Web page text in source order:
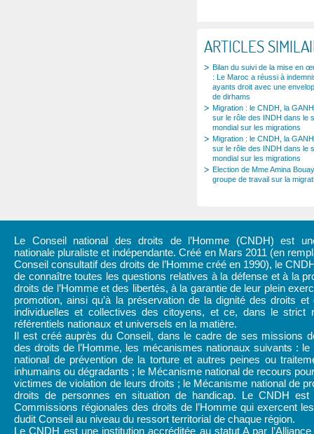
ARTICLES
Bilan du suivi de la mise en
: Le Maroc a réussi à
ayants droit avec une
de dirhams
Migration : le CNDH, la
sur le rôle des INDH dans le
mondial sur les migrations
Migration : le CNDH, la
sur le rôle des INDH dans le
mondial sur les migrations
Election de Mme Amina
groupe de travail sur la
Le Conseil national des droits de l’Homme (CNDH) est
nationale pluraliste et indépendante. Créé en Mars 2011 (en
Conseil consultatif des droits de l’Homme créé en 1990), le
de connaître toutes les questions relatives à la défense et à la
droits de l’Homme et des libertés, à la garantie de leur plein
promotion, ainsi qu’à la préservation de la dignité des droits et
individuelles et collectives des citoyens, et ce, dans le strict
référentiels nationaux et universels en la matière.
Il est créé auprès du Conseil, dans le cadre de ses missions
des droits de l’Homme, les mécanismes nationaux suivants : le
national de prévention de la torture et autres peines ou
inhumains ou dégradants ; le Mécanisme national de recours
victimes de violation de leurs droits ; le Mécanisme national de
droits de personnes en situation de handicap. Le CNDH est
Commissions régionales des droits de l’Homme qui exercent
dudit Conseil au niveau du ressort territorial de chaque région.
Le CNDH est une institution accréditée au statut A par